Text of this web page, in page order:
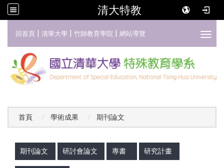
清大特教
回首頁 | 清華大學 | 竹師教育學院 | 網站導覽
首頁 學術成果 期刊論文
期刊論文 研討會論文 專書 研究計畫